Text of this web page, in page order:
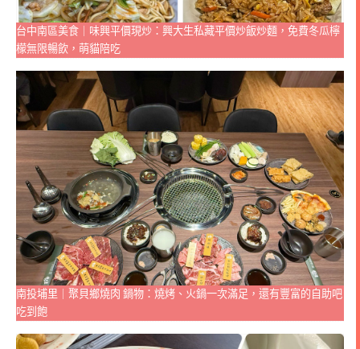
台中南區美食｜味興平價現炒：興大生私藏平價炒飯炒麵，免費冬瓜檸
檬無限暢飲，萌貓陪吃
南投埔里｜聚貝鄉燒肉 鍋物：燒烤、火鍋一次滿足，還有豐富的自助吧
吃到飽